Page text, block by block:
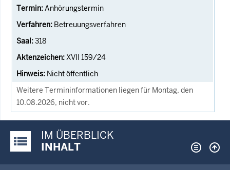
Anhörungstermin
Betreuungsverfahren
318
XVII 159/24
Nicht öffentlich
Weitere Termininformationen liegen für Montag, den
10.08.2026, nicht vor.
Justiz-Portal im Überblick:
IM ÜBERBLICK
INHALT